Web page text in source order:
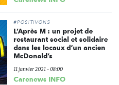
#POSITIVONS
L’Après M : un projet de
restaurant social et solidaire
dans les locaux d’un ancien
McDonald’s
11 janvier 2021 - 08:00
Carenews INFO